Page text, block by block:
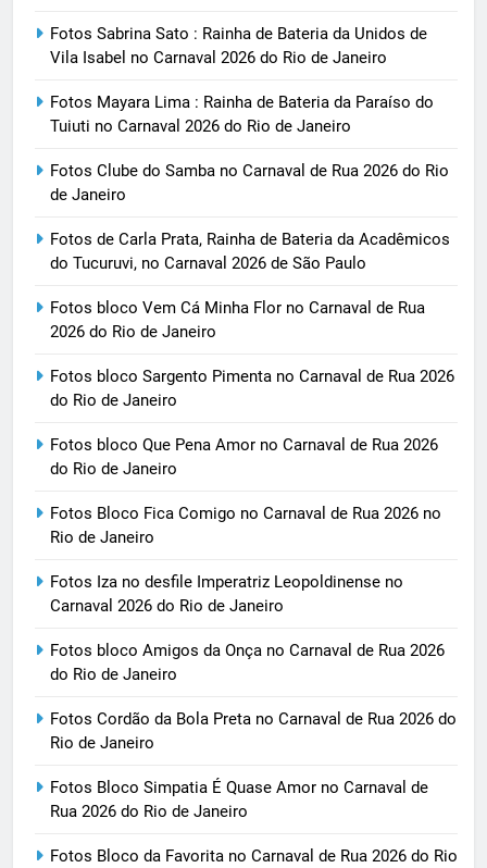
Fotos Sabrina Sato : Rainha de Bateria da Unidos de
Vila Isabel no Carnaval 2026 do Rio de Janeiro
Fotos Mayara Lima : Rainha de Bateria da Paraíso do
Tuiuti no Carnaval 2026 do Rio de Janeiro
Fotos Clube do Samba no Carnaval de Rua 2026 do Rio
de Janeiro
Fotos de Carla Prata, Rainha de Bateria da Acadêmicos
do Tucuruvi, no Carnaval 2026 de São Paulo
Fotos bloco Vem Cá Minha Flor no Carnaval de Rua
2026 do Rio de Janeiro
Fotos bloco Sargento Pimenta no Carnaval de Rua 2026
do Rio de Janeiro
Fotos bloco Que Pena Amor no Carnaval de Rua 2026
do Rio de Janeiro
Fotos Bloco Fica Comigo no Carnaval de Rua 2026 no
Rio de Janeiro
Fotos Iza no desfile Imperatriz Leopoldinense no
Carnaval 2026 do Rio de Janeiro
Fotos bloco Amigos da Onça no Carnaval de Rua 2026
do Rio de Janeiro
Fotos Cordão da Bola Preta no Carnaval de Rua 2026 do
Rio de Janeiro
Fotos Bloco Simpatia É Quase Amor no Carnaval de
Rua 2026 do Rio de Janeiro
Fotos Bloco da Favorita no Carnaval de Rua 2026 do Rio